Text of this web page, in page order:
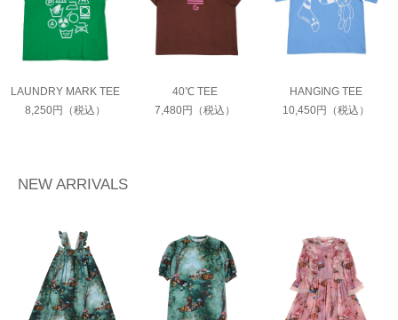
LAUNDRY MARK TEE
8,250円（税込）
40℃ TEE
7,480円（税込）
HANGING TEE
10,450円（税込）
NEW ARRIVALS